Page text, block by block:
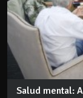
Salud mental: